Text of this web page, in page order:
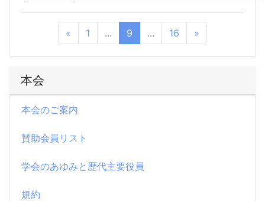
本会
本会のご案内
賛助会員リスト
学会のあゆみと歴代主要役員
規約
« 1 ... 9 ... 16 »